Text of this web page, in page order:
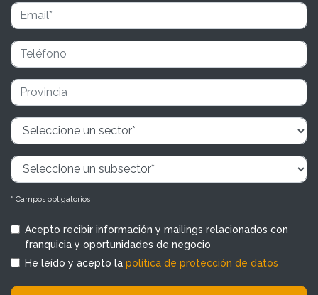
* Campos obligatorios
Acepto recibir información y mailings relacionados con
franquicia y oportunidades de negocio
He leído y acepto la política de protección de datos